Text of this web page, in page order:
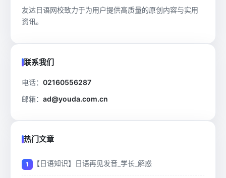
友达日语网校致力于为用户提供高质量的原创内容与实用
资讯。
联系我们
电话： 02160556287
邮箱： ad@youda.com.cn
热门文章
【日语知识】日语再见发音_学长_解惑